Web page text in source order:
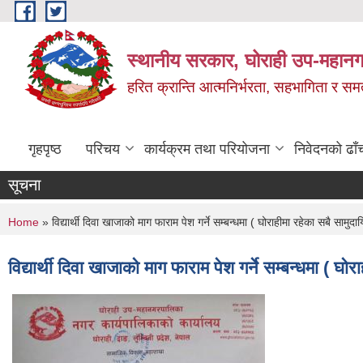
Skip to main content
स्थानीय सरकार, घोराही उप-
हरित क्रान्ति आत्मनिर्भरता, सहभागिता र
गृहपृष्ठ परिचय कार्यक्रम तथा परियोजना निवेदनको
सूचना
You are here
Home » विद्यार्थी दिवा खाजाको माग फाराम पेश गर्ने सम्बन्धमा ( घोराहीमा रहेका सबै
विद्यार्थी दिवा खाजाको माग फाराम पेश गर्ने सम्बन्धमा (